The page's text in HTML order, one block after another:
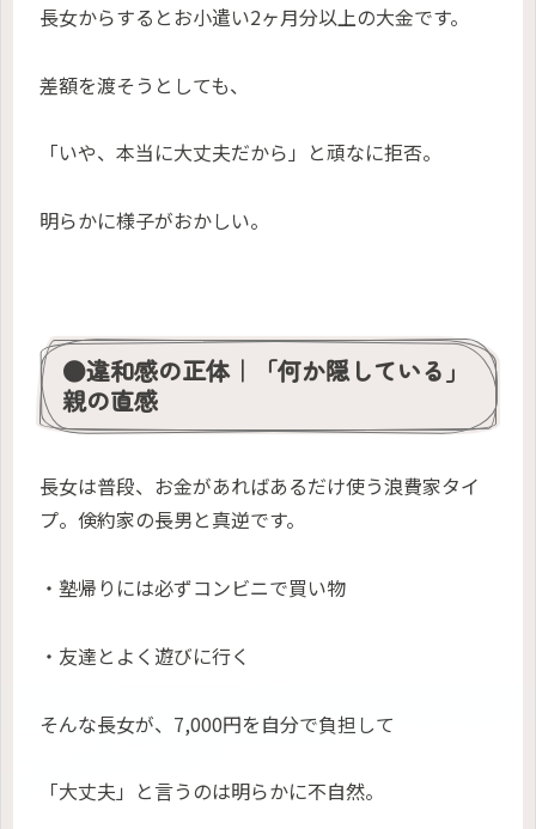
長女からするとお小遣い2ヶ月分以上の大金です。
差額を渡そうとしても、
「いや、本当に大丈夫だから」と頑なに拒否。
明らかに様子がおかしい。
●違和感の正体｜「何か隠している」
親の直感
長女は普段、お金があればあるだけ使う浪費家タイ
プ。倹約家の長男と真逆です。
・塾帰りには必ずコンビニで買い物
・友達とよく遊びに行く
そんな長女が、7,000円を自分で負担して
「大丈夫」と言うのは明らかに不自然。